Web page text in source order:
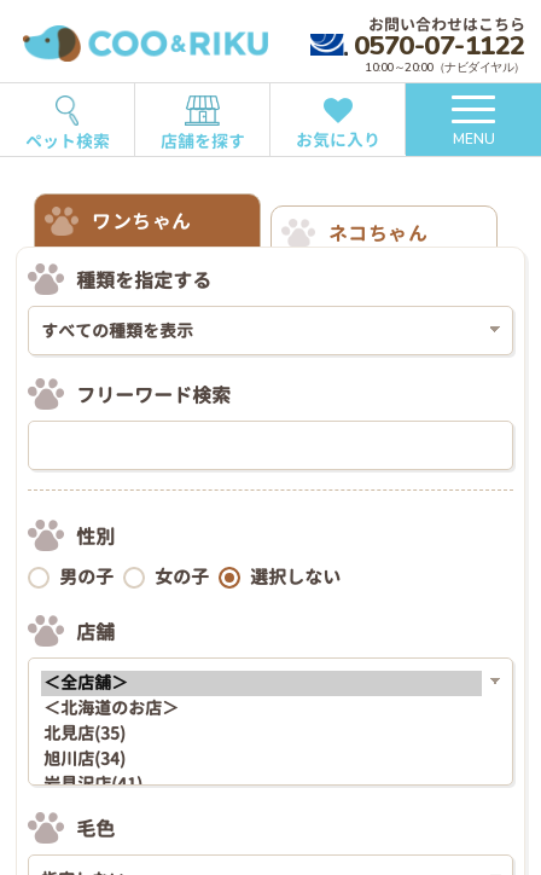
お問い合わせはこちら
0570-07-1122
10:00～20:00（ナビダイヤル）
ペット検索 店舗を探す お気に入り MENU
ワンちゃん
ネコちゃん
種類を指定する
フリーワード検索
性別
男の子 女の子 選択しない
店舗
毛色